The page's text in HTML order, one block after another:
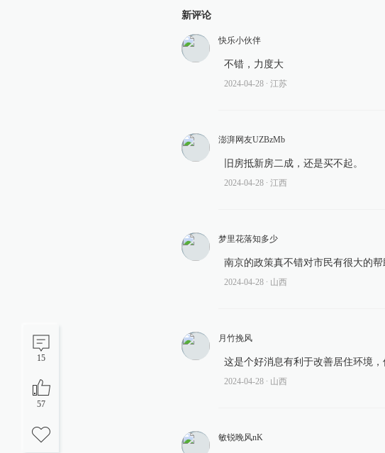
15
57
新评论
快乐小伙伴
不错，力度大
2024-04-28 ∙ 江苏
澎湃网友UZBzMb
旧房抵新房二成，还是买不起。
2024-04-28 ∙ 江西
梦里花落知多少
南京的政策真不错对市民有很大的帮
2024-04-28 ∙ 山西
月竹挽风
这是个好消息有利于改善居住环境，
2024-04-28 ∙ 山西
敏锐晚风nK